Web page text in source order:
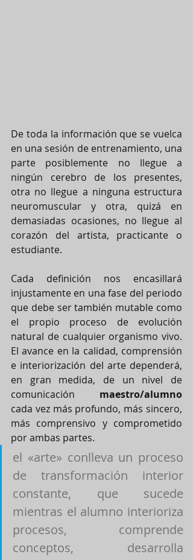
De toda la información que se vuelca
en una sesión de entrenamiento, una
parte posiblemente no llegue a
ningún cerebro de los presentes,
otra no llegue a ninguna estructura
neuromuscular y otra, quizá en
demasiadas ocasiones, no llegue al
corazón del artista, practicante o
estudiante.
Cada definición nos encasillará
injustamente en una fase del periodo
que debe ser también mutable como
el propio proceso de evolución
natural de cualquier organismo vivo.
El avance en la calidad, comprensión
e interiorización del arte dependerá,
en gran medida, de un nivel de
comunicación
cada vez más profundo, más sincero,
más comprensivo y comprometido
por ambas partes.
el «arte» conlleva un proceso
de transformación interior
constante, que sucede
mientras el alumno interioriza
procesos, comprende
conceptos, desarrolla